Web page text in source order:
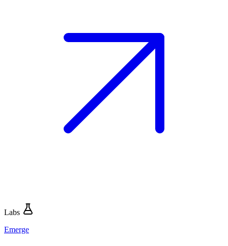
Labs
Emerge